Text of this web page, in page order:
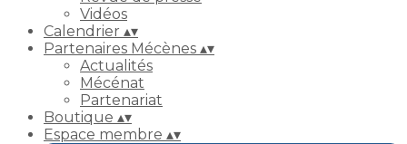
Vidéos
Calendrier ▴▾
Partenaires Mécènes ▴▾
Actualités
Mécénat
Partenariat
Boutique ▴▾
Espace membre ▴▾